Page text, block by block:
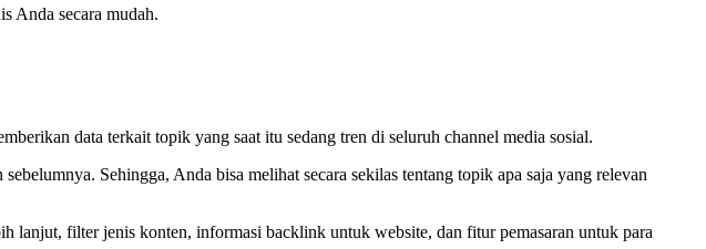
Anda secara mudah.
data terkait topik yang saat itu sedang tren di seluruh channel media sosial.
Sehingga, Anda bisa melihat secara sekilas tentang topik apa saja yang relevan
lanjut, filter jenis konten, informasi backlink untuk website, dan fitur pemasaran untuk para